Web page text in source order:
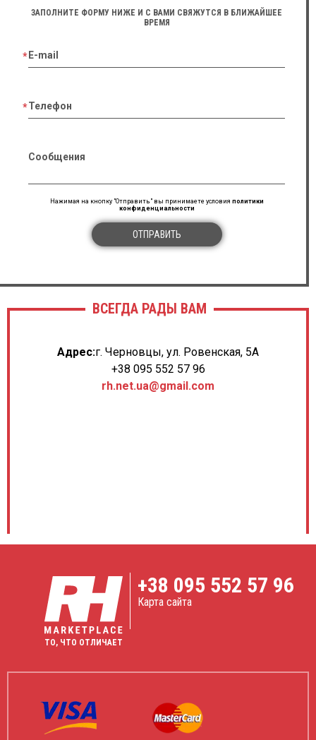
ЗАПОЛНИТЕ ФОРМУ НИЖЕ И С ВАМИ СВЯЖУТСЯ В БЛИЖАЙШЕЕ
ВРЕМЯ
E-mail
Телефон
Сообщения
Нажимая на кнопку "Отправить" вы принимаете условия политики
конфиденциальности
ОТПРАВИТЬ
ВСЕГДА РАДЫ ВАМ
Адрес:г. Черновцы, ул. Ровенская, 5А
+38 095 552 57 96
rh.net.ua@gmail.com
ТО, ЧТО ОТЛИЧАЕТ
+38 095 552 57 96
Карта сайта